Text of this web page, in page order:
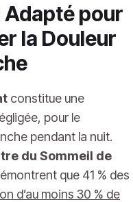
Adapté pour
la Douleur
constitue une
pour le
pendant la nuit.
du Sommeil de
que 41 % des
d’au moins 30 % de